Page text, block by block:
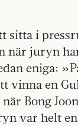
sitta i
när juryn
eniga:
vinna en
Bong
var helt